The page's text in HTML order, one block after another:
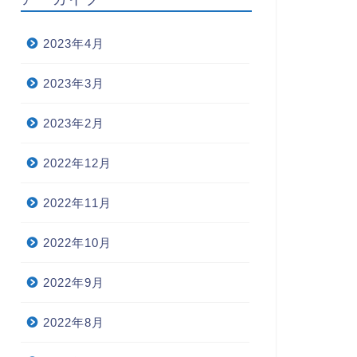
2023年4月
2023年3月
2023年2月
2022年12月
2022年11月
2022年10月
2022年9月
2022年8月